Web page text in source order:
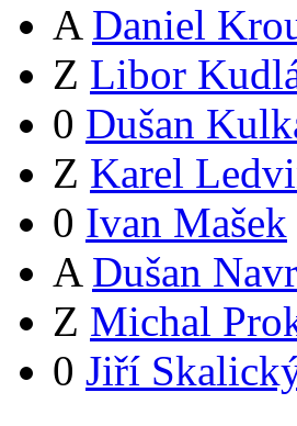
A Daniel
Z Libor
0 Dušan
Z Karel
0 Ivan Mašek
A Dušan
Z Michal
0 Jiří